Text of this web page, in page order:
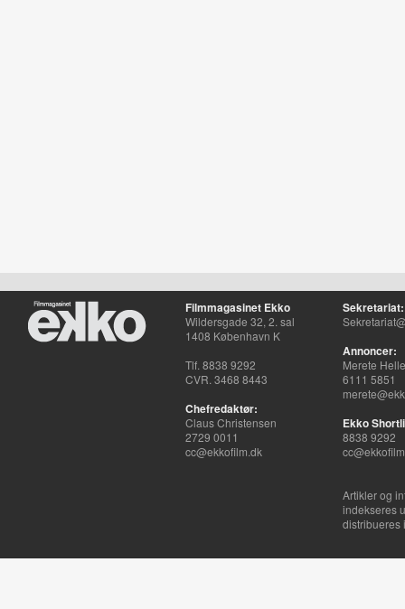
Filmmagasinet Ekko
Wildersgade 32, 2. sal
1408 København K
Tlf. 8838 9292
CVR. 3468 8443
Chefredaktør:
Claus Christensen
2729 0011
cc@ekkofilm.dk
Sekretariat:
Annoncer:
Merete
6111 5851
Ekko
8838 9292
Artikler og
indekseres
distribueres